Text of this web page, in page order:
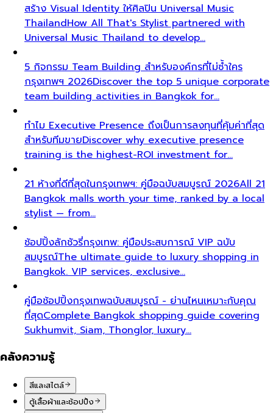
สร้าง Visual Identity ให้ศิลปิน Universal Music
ThailandHow All That's Stylist partnered with
Universal Music Thailand to develop…
5 กิจกรรม Team Building สำหรับองค์กรที่ไม่ซ้ำใคร
กรุงเทพฯ 2026Discover the top 5 unique corporate
team building activities in Bangkok for…
ทำไม Executive Presence ถึงเป็นการลงทุนที่คุ้มค่าที่สุด
สำหรับทีมขายDiscover why executive presence
training is the highest-ROI investment for…
21 ห้างที่ดีที่สุดในกรุงเทพฯ: คู่มือฉบับสมบูรณ์ 2026All 21
Bangkok malls worth your time, ranked by a local
stylist — from…
ช้อปปิ้งลักชัวรี่กรุงเทพ: คู่มือประสบการณ์ VIP ฉบับ
สมบูรณ์The ultimate guide to luxury shopping in
Bangkok. VIP services, exclusive…
คู่มือช้อปปิ้งกรุงเทพฉบับสมบูรณ์ - ย่านไหนเหมาะกับคุณ
ที่สุดComplete Bangkok shopping guide covering
Sukhumvit, Siam, Thonglor, luxury…
คลังความรู้
สีและสไตล์
ตู้เสื้อผ้าและช้อปปิ้ง